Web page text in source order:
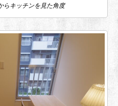
らキッチンを見た角度